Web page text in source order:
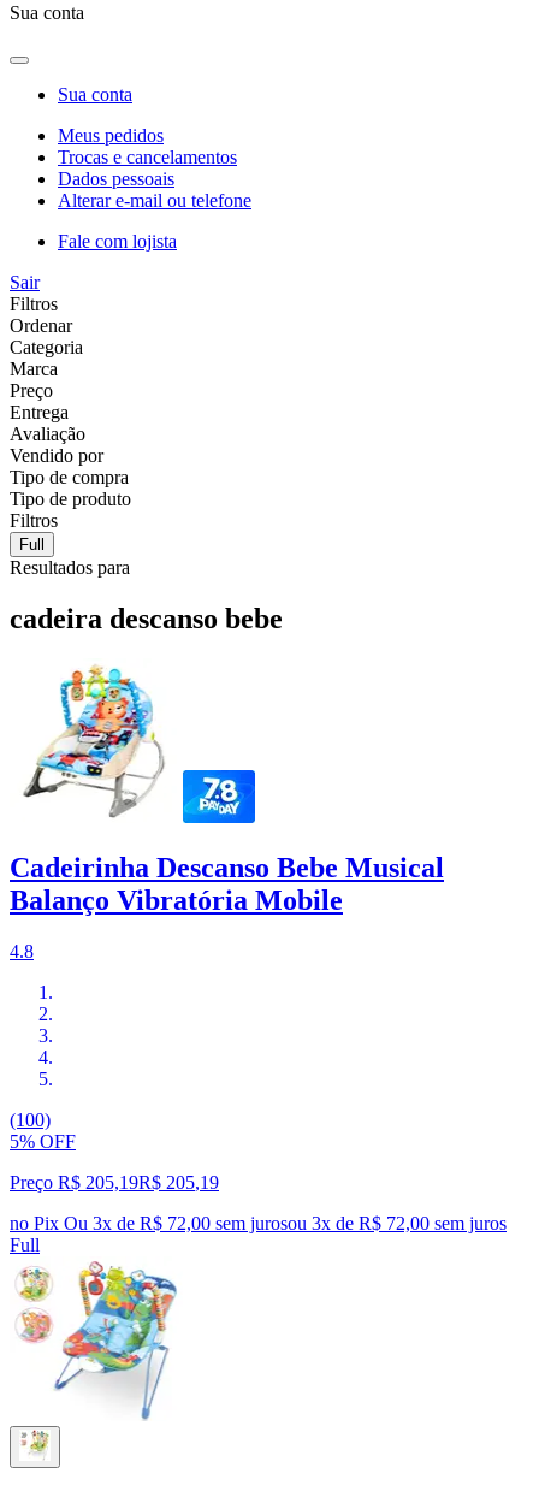
Sua conta
Sua conta
Meus pedidos
Trocas e cancelamentos
Dados pessoais
Alterar e-mail ou telefone
Fale com lojista
Sair
Filtros
Ordenar
Categoria
Marca
Preço
Entrega
Avaliação
Vendido por
Tipo de compra
Tipo de produto
Filtros
Full
Resultados para
cadeira descanso bebe
Cadeirinha Descanso Bebe Musical
Balanço Vibratória Mobile
4.8
(100)
5% OFF
Preço R$ 205,19R$ 205,19
no Pix Ou 3x de R$ 72,00 sem jurosou 3x de R$ 72,00 sem juros
Full